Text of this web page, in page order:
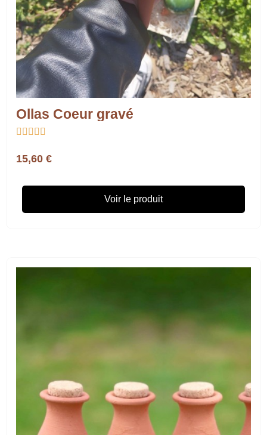
Ollas Coeur gravé
    
15,60 €
Voir le produit